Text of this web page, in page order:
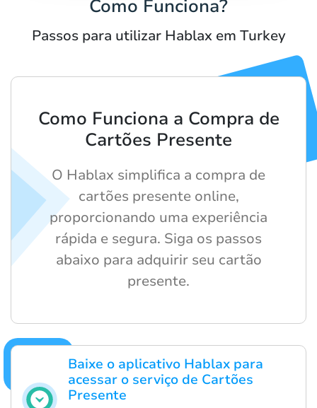
Como Funciona?
Passos para utilizar Hablax em Turkey
Baixe o aplicativo Hablax para
acessar o serviço de Cartões
Presente
Como Funciona a Compra de
Cartões Presente
O Hablax simplifica a compra de
cartões presente online,
proporcionando uma experiência
rápida e segura. Siga os passos
abaixo para adquirir seu cartão
presente.